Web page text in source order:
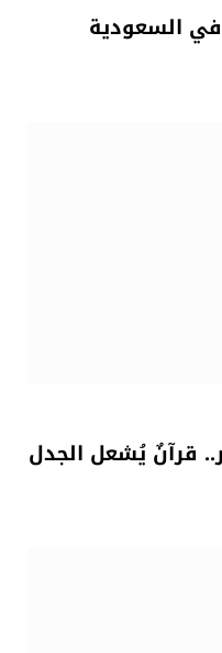
السعودية
قرآنٌ يُشعل الجدل